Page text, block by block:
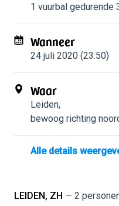
1 vuurbal gedurende
Wanneer
24 juli 2020 (23:50)
Waar
Leiden,
bewoog richting
Alle details
LEIDEN, ZH — 2